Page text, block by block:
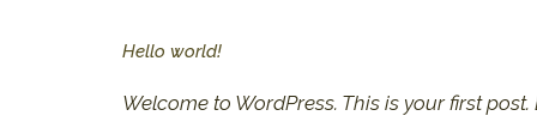
Hello world!
Welcome to WordPress. This is your first